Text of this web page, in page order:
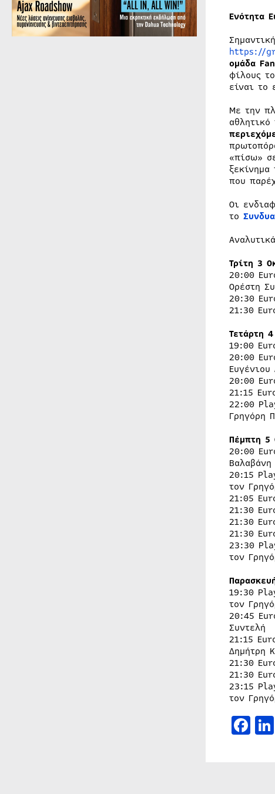
Ενότητα
https://
ομάδα
φίλους
είναι το
Με την
«πίσω»
που
Οι
το
Τρίτη 3
20:00
Ορέστη
20:30
21:30
Τετάρτη
19:00
20:00
Ευγένιου
20:00
21:15
22:00
Γρηγόρη
Πέμπτη 5
20:00
Βαλαβάνη
20:15
τον
21:05
21:30
21:30
21:30
23:30
τον
19:30
τον
20:45
Συντελή
21:15
Δημήτρη
21:30
21:30
23:15
τον